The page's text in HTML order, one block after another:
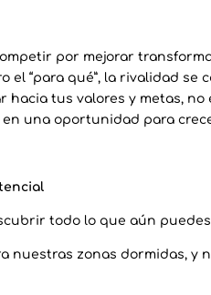
por mejorar
el “para qué”, la rivalidad se
hacia tus valores y metas,
una oportunidad para
todo lo que aún puedes
nuestras zonas dormidas, y